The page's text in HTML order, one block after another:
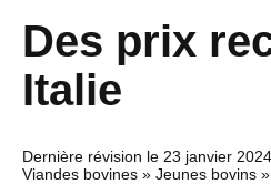
Des prix
Italie
Dernière révision le 23 janvier 2024
Viandes bovines » Jeunes bovins